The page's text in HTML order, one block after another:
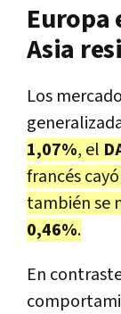
Europa
Asia
Los
1,07%, el
francés cayó
también se
0,46%.
En